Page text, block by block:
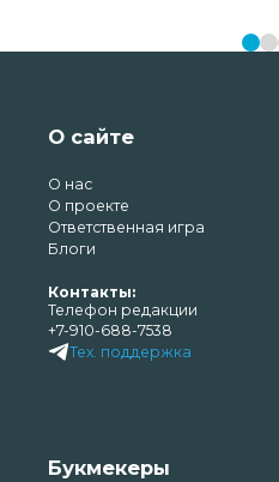
О сайте
О нас
О проекте
Ответственная игра
Блоги
Контакты:
Телефон редакции
+7-910-688-7538
Тех. поддержка
Букмекеры